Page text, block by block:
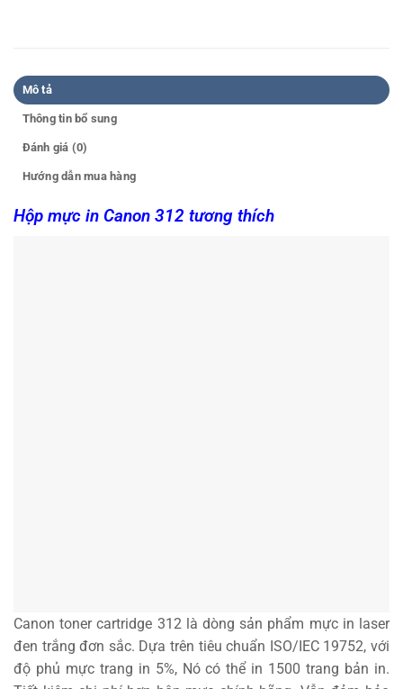
Mô tả
Thông tin bổ sung
Đánh giá (0)
Hướng dẫn mua hàng
Hộp mực in Canon 312 tương thích
Canon toner cartridge 312 là dòng sản phẩm mực in laser
đen trắng đơn sắc. Dựa trên tiêu chuẩn ISO/IEC 19752, với
độ phủ mực trang in 5%, Nó có thể in 1500 trang bản in.